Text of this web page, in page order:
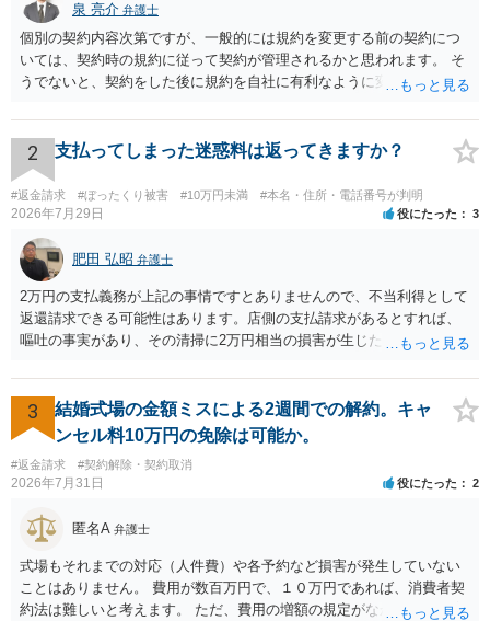
泉 亮介 弁護士
個別の契約内容次第ですが、一般的には規約を変更する前の契約につ
いては、契約時の規約に従って契約が管理されるかと思われます。 そ
うでないと、契約をした後に規約を自社に有利なように変更し、それ
る場合があるかと思われます。
2 支払ってしまった迷惑料は返ってきますか？
#返金請求 #ぼったくり被害 #10万円未満 #本名・住所・電話番号が判明
2026年7月29日 役にたった 3
肥田 弘昭 弁護士
2万円の支払義務が上記の事情ですとありませんので、不当利得として
返還請求できる可能性はあります。店側の支払請求があるとすれば、
嘔吐の事実があり、その清掃に2万円相当の損害が生じた場合です。ご
3
結婚式場の金額ミスによる2週間での解約。キャ
ンセル料10万円の免除は可能か。
#返金請求 #契約解除・契約取消
2026年7月31日 役にたった 2
匿名A 弁護士
式場もそれまでの対応（人件費）や各予約など損害が発生していない
ことはありません。 費用が数百万円で、１０万円であれば、消費者契
約法は難しいと考えます。 ただ、費用の増額の規定がなかったのに増